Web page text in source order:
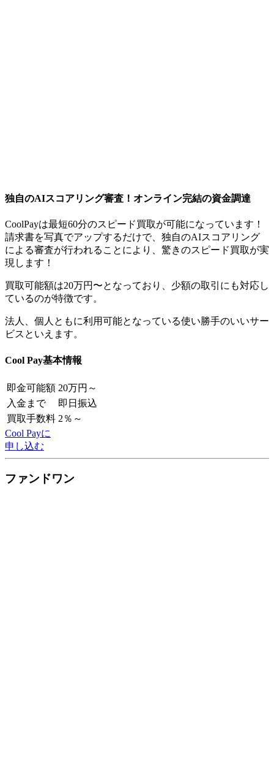
独自のAIスコアリング審査！オンライン完結の資金調達
CoolPayは最短60分のスピード買取が可能になっています！
請求書を写真でアップするだけで、独自のAIスコアリング
による審査が行われることにより、驚きのスピード買取が実
現します！
買取可能額は20万円〜となっており、少額の取引にも対応し
ているのが特徴です。
法人、個人ともに利用可能となっている使い勝手のいいサー
ビスといえます。
Cool Pay基本情報
即金可能額 20万円～
入金まで
即日振込
買取手数料 2％～
Cool Payに
申し込む
ファンドワン